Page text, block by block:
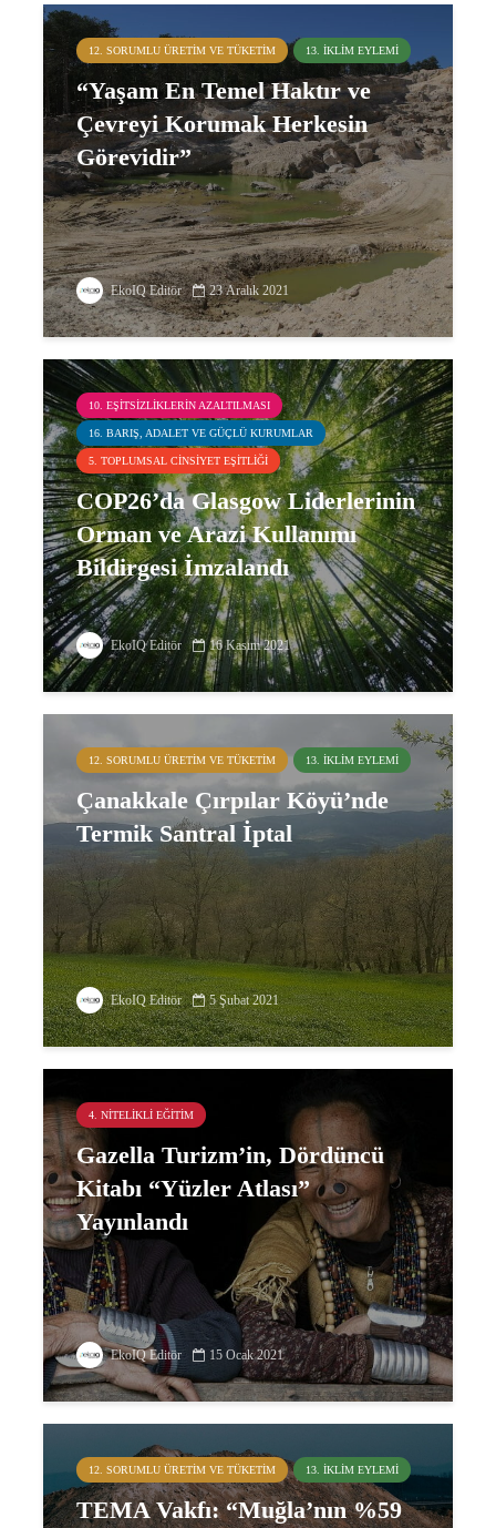
12. SORUMLU ÜRETIM VE TÜKETIM 13. İKLIM EYLEMI
“Yaşam En Temel Haktır ve
Çevreyi Korumak Herkesin
Görevidir”
EkoIQ Editör 23 Aralık 2021
10. EŞITSIZLIKLERIN AZALTILMASI
16. BARIŞ, ADALET VE GÜÇLÜ KURUMLAR
5. TOPLUMSAL CINSIYET EŞITLIĞI
COP26’da Glasgow Liderlerinin
Orman ve Arazi Kullanımı
Bildirgesi İmzalandı
EkoIQ Editör 16 Kasım 2021
12. SORUMLU ÜRETIM VE TÜKETIM 13. İKLIM EYLEMI
Çanakkale Çırpılar Köyü’nde
Termik Santral İptal
EkoIQ Editör 5 Şubat 2021
4. NITELIKLI EĞITIM
Gazella Turizm’in, Dördüncü
Kitabı “Yüzler Atlası”
Yayınlandı
EkoIQ Editör 15 Ocak 2021
12. SORUMLU ÜRETIM VE TÜKETIM 13. İKLIM EYLEMI
TEMA Vakfı: “Muğla’nın %59